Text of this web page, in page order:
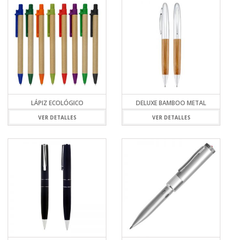
LÁPIZ ECOLÓGICO
VER DETALLES
DELUXE BAMBOO METAL
VER DETALLES